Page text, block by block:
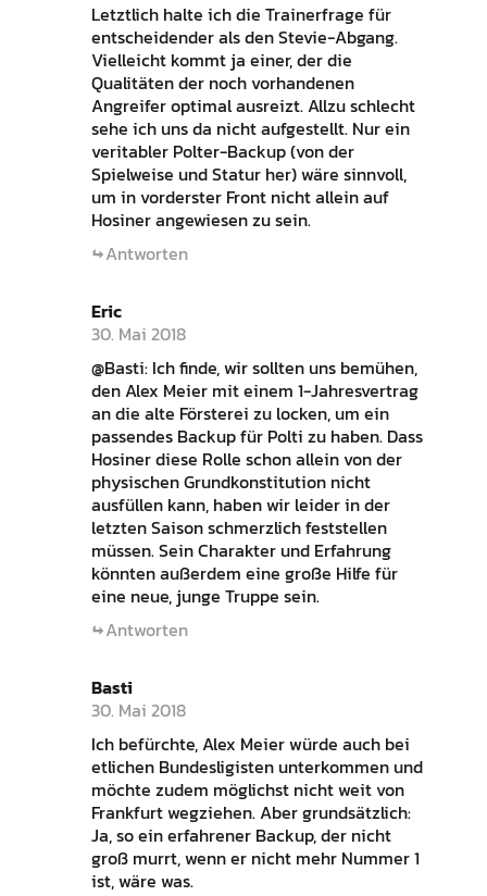
Letztlich halte ich die Trainerfrage für
entscheidender als den Stevie-Abgang.
Vielleicht kommt ja einer, der die
Qualitäten der noch vorhandenen
Angreifer optimal ausreizt. Allzu schlecht
sehe ich uns da nicht aufgestellt. Nur ein
veritabler Polter-Backup (von der
Spielweise und Statur her) wäre sinnvoll,
um in vorderster Front nicht allein auf
Hosiner angewiesen zu sein.
Antworten
Eric
30. Mai 2018
@Basti: Ich finde, wir sollten uns bemühen,
den Alex Meier mit einem 1-Jahresvertrag
an die alte Försterei zu locken, um ein
passendes Backup für Polti zu haben. Dass
Hosiner diese Rolle schon allein von der
physischen Grundkonstitution nicht
ausfüllen kann, haben wir leider in der
letzten Saison schmerzlich feststellen
müssen. Sein Charakter und Erfahrung
könnten außerdem eine große Hilfe für
eine neue, junge Truppe sein.
Antworten
Basti
30. Mai 2018
Ich befürchte, Alex Meier würde auch bei
etlichen Bundesligisten unterkommen und
möchte zudem möglichst nicht weit von
Frankfurt wegziehen. Aber grundsätzlich:
Ja, so ein erfahrener Backup, der nicht
groß murrt, wenn er nicht mehr Nummer 1
ist, wäre was.